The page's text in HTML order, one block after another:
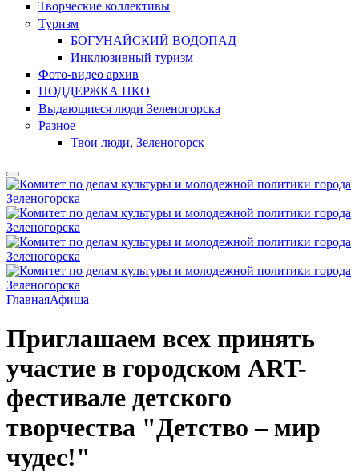
Творческие коллективы
Туризм
БОГУНАЙСКИЙ ВОДОПАД
Инклюзивный туризм
Фото-видео архив
ПОДДЕРЖКА НКО
Выдающиеся люди Зеленогорска
Разное
Твои люди, Зеленогорск
ГлавнаяАфиша
Приглашаем всех принять
участие в городском ART-
фестивале детского
творчества "Детство – мир
чудес!"